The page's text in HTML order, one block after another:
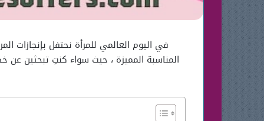
المناسبة المميزة ، حيث سواء كنتِ تبحثين